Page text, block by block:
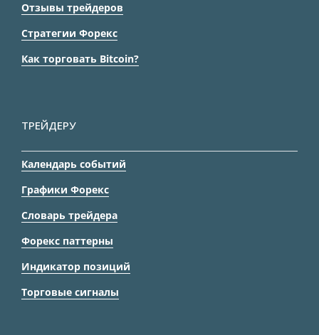
Отзывы трейдеров
Стратегии Форекс
Как торговать Bitcoin?
ТРЕЙДЕРУ
Календарь событий
Графики Форекс
Словарь трейдера
Форекс паттерны
Индикатор позиций
Торговые сигналы